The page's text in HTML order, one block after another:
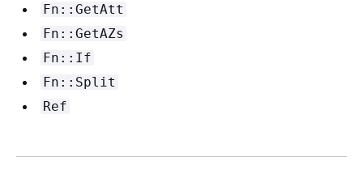
Fn::GetAtt
Fn::GetAZs
Fn::If
Fn::Split
Ref